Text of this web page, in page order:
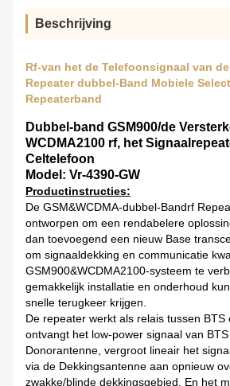
Beschrijving
Rf-van het de Telefoonsignaal van
Repeater dubbel-Band Mobiele
Repeaterband
Dubbel-band GSM900/de
WCDMA2100 rf, het
Celtelefoon
Model: Vr-4390-GW
Productinstructies:
De GSM&WCDMA-dubbel-Bandrf
ontworpen om een rendabelere
dan toevoegend een nieuw Base
om signaaldekking en communicatie
GSM900&WCDMA2100-systeem te
gemakkelijk installatie en onderhoud
snelle terugkeer krijgen.
De repeater werkt als relais tussen BTS
ontvangt het low-power signaal van
Donorantenne, vergroot lineair het
via de Dekkingsantenne aan opnieuw
zwakke/blinde dekkingsgebied. En het